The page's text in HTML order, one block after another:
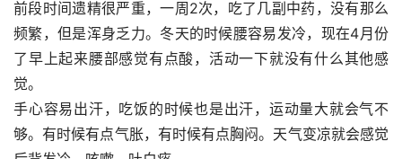
前段时间遗精很严重，一周2次，吃了几副中药，没有那么
频繁，但是浑身乏力。冬天的时候腰容易发冷，现在4月份
了早上起来腰部感觉有点酸，活动一下就没有什么其他感
觉。
手心容易出汗，吃饭的时候也是出汗，运动量大就会气不
够。有时候有点气胀，有时候有点胸闷。天气变凉就会感觉